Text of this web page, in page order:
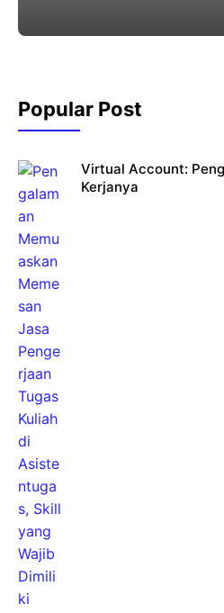
Popular Post
Virtual Account:
Kerjanya